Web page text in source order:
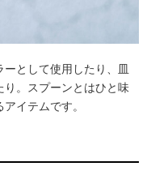
として使用したり、皿
。スプーンとはひと味
イテムです。